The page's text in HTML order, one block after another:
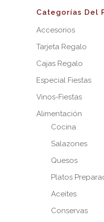
Categorías Del
Accesorios
Tarjeta Regalo
Cajas Regalo
Especial Fiestas
Vinos-Fiestas
Alimentación
Cocina
Salazones
Quesos
Platos
Aceites
Conservas